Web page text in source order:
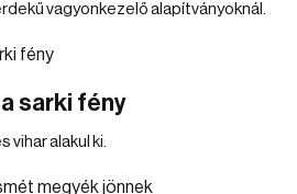
vagyonkezelő alapítványoknál.
sarki fény
vihar alakul ki.